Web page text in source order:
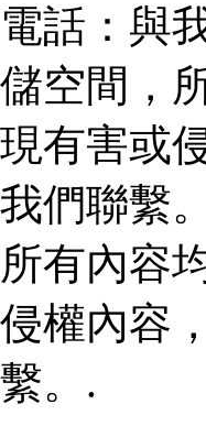
電話：與
儲空間，
現有害或
我們聯繫
所有內容
侵權內容
繫。.